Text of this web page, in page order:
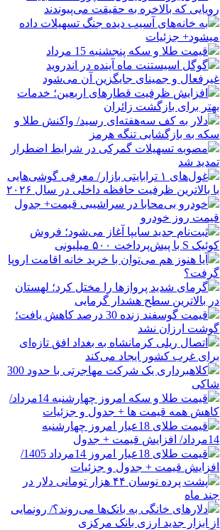
رویایی که بالاخره به حقیقت می‌پیوندند
به خانه‌های آسیب دیده جنگ تسهیلات داده
میشود+ جزئیات
قیمت طلا و سکه پنجشنبه 15 مرداد
گوگل اسیستنت ماه آینده در اندروید
غیرفعال و جمینای جایگزین آن می‌شود
افزایش ظرفیت قطارهای اربعین؛ خدمات
بهتر برای بازگشت زائران
دلار به کف سه‌هفته‌ای رسید/ واکنش طلا و
سکه به بازگشایی تنگه هرمز
مصوبه تسهیلات گمرکی در شرایط اضطرار
تمدید شد
غول‌های ۱ ترابایتی بازار/ معرفی گوشی‌هایی
با بالاترین ظرفیت حافظه داخلی در سال ۲۰۲۶
خودرو بی‌محابا در سراشیبی قیمت+ جدول
قیمت روز خودرو
ثبت‌نام جدید سایپا آغاز می‌شود؛ فروش
کوئیک S با پیش‌پرداخت ۵۰۰ میلیونی
آیا هنوز هم می‌توان با خرید خانه اقامت اروپا
گرفت؟
گرمای شدید پروازها را مختل کرد؛ لهستان
در بالاترین سطح هشدار گرمایی
قیمت گوسفند زنده 30 درصد کاهش یافت؛
گوشت ارزان نشد
اتصال ریلی کرمانشاه به بغداد افق تازه‌ای
برای غرب کشور ایجاد می‌کند
کلاهبرداری یک شرکت مهاجرتی با حدود 300
شاکی
قیمت طلا و سکه امروز چهارشنبه 14مرداد/
کاهش همه قیمت ها + جدول و جزئیات
قیمت طلای 18عیار امروز چهارشنبه
14مرداد/ افزایش قیمت + جدول
قیمت طلای 18عیار امروز 14مرداد 1405/
افزایش قیمت + جدول و جزئیات
پشت پرده نوسان ۴۴ هزار تومانی دلار در
چند ماه
دلارهای خانگی به بانک‌ها می‌روند؟/ رونمایی
از ابزار جدید ارزی بانک مرکزی